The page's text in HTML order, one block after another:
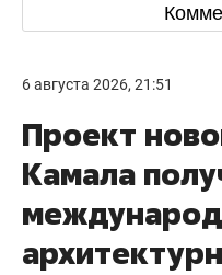
6 августа 2026, 21:51
Проект
Камала